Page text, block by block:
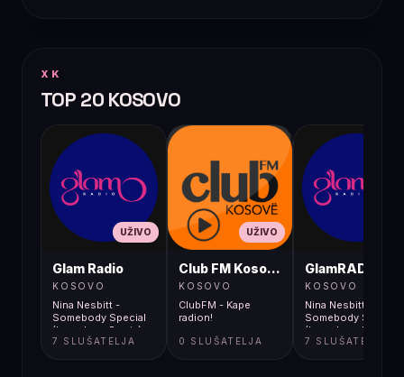
XK
TOP 20 KOSOVO
UŽIVO
Glam Radio
KOSOVO
Nina Nesbitt -
Somebody Special
(Leon Lour Remix)
7 SLUŠATELJA
UŽIVO
Club FM Kosovë
KOSOVO
ClubFM - Kape
radion!
0 SLUŠATELJA
GlamRADIO
KOSOVO
Nina Nesbitt -
Somebody Special
(Leon Lour Remix)
7 SLUŠATELJA